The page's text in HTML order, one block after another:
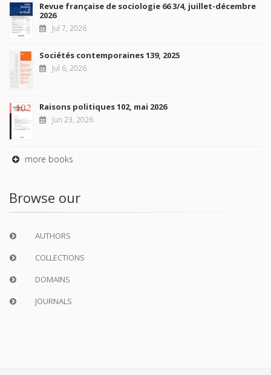
Revue française de sociologie 66 3/4, juillet-décembre
2026
Jul 7, 2026
Sociétés contemporaines 139, 2025
Jul 6, 2026
Raisons politiques 102, mai 2026
Jun 23, 2026
more books
Browse our
AUTHORS
COLLECTIONS
DOMAINS
JOURNALS